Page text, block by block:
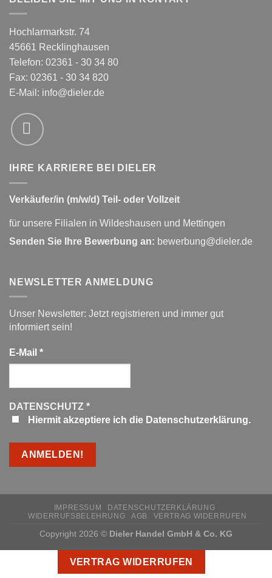
Hochlarmarkstr. 74
45661 Recklinghausen
Telefon: 02361 - 30 34 80
Fax: 02361 - 30 34 820
E-Mail: info@dieler.de
IHRE KARRIERE BEI DIELER
Verkäufer/in (m/w/d) Teil- oder Vollzeit
für unsere Filialen in Wildeshausen und Mettingen
Senden Sie Ihre Bewerbung an: bewerbung@dieler.de
NEWSLETTER ANMELDUNG
Unser Newsletter: Jetzt registrieren und immer gut
informiert sein!
E-Mail *
DATENSCHUTZ *
Hiermit akzeptiere ich die Datenschutzerklärung.
IMPRESSUM
DATENSCHUTZERKLÄRUNG
WIDERRUFSBELEHRUNG
AGB VERTRAG WIDERRUFEN
Copyright 2026 © Dieler Handel GmbH & Co. KG
VERTRAG WIDERRUFEN